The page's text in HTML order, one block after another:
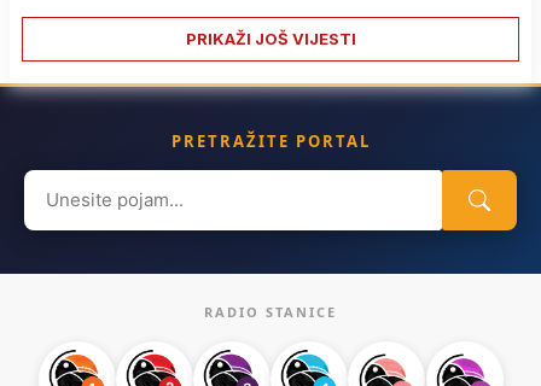
PRIKAŽI JOŠ VIJESTI
PRETRAŽITE PORTAL
Search
for:
RADIO STANICE